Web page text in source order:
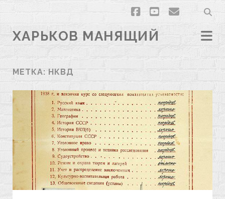
facebook
youtubeemail
ХАРЬКОВ МАНЯЩИЙ
МЕТКА: НКВД